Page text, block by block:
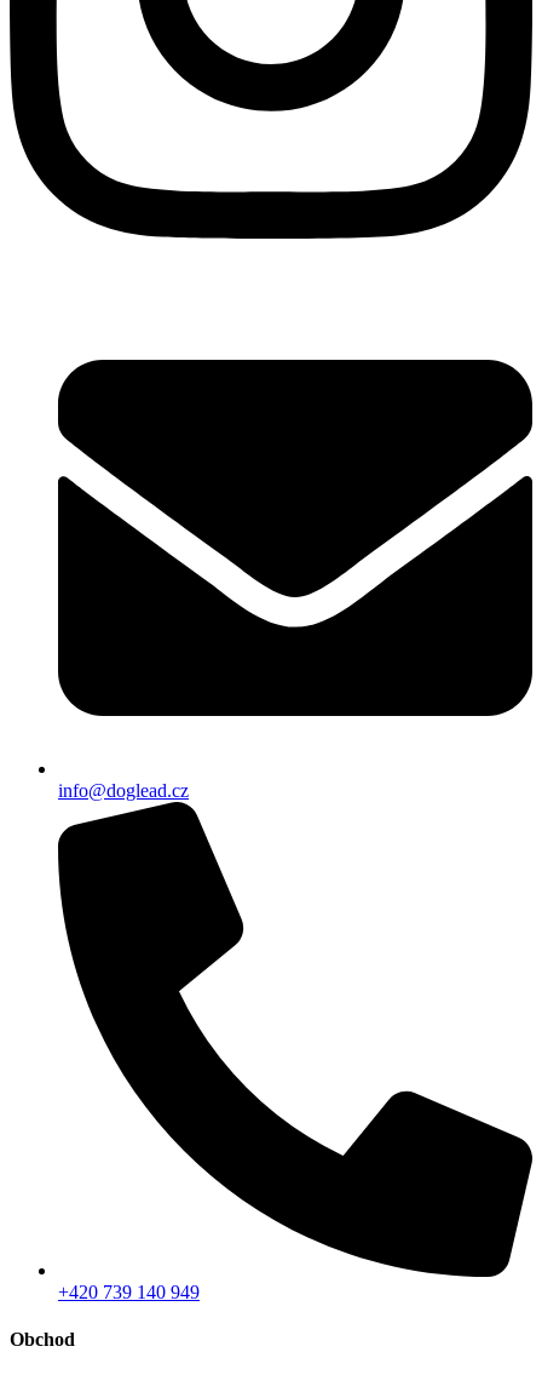
info@doglead.cz
+420 739 140 949
Obchod